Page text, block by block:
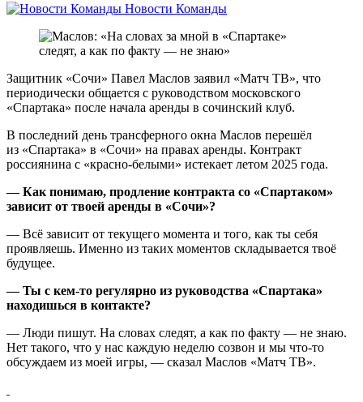
Новости Команды
Защитник «Сочи» Павел Маслов заявил «Матч ТВ», что
периодически общается с руководством московского
«Спартака» после начала аренды в сочинский клуб.
В последний день трансферного окна Маслов перешёл
из «Спартака» в «Сочи» на правах аренды. Контракт
россиянина с «красно‑белыми» истекает летом 2025 года.
— Как понимаю, продление контракта со «Спартаком»
зависит от твоей аренды в «Сочи»?
— Всё зависит от текущего момента и того, как ты себя
проявляешь. Именно из таких моментов складывается твоё
будущее.
— Ты с кем‑то регулярно из руководства «Спартака»
находишься в контакте?
— Люди пишут. На словах следят, а как по факту — не знаю.
Нет такого, что у нас каждую неделю созвон и мы что‑то
обсуждаем из моей игры, — сказал Маслов «Матч ТВ».